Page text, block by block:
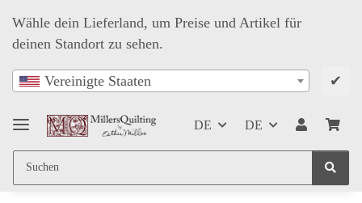
Wähle dein Lieferland, um Preise und Artikel für
deinen Standort zu sehen.
Vereinigte Staaten ✔
DE DE